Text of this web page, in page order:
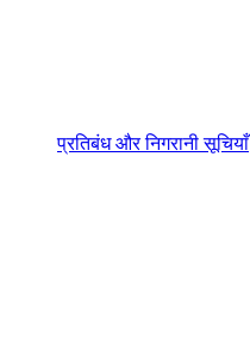
प्रतिबंध और निगरानी सूचियाँ